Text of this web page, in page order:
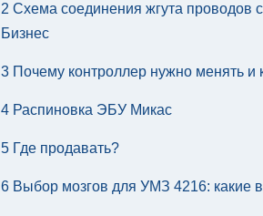
2 Схема соединения жгута проводов
Бизнес
3 Почему контроллер нужно менять и
4 Распиновка ЭБУ Микас
5 Где продавать?
6 Выбор мозгов для УМЗ 4216: какие